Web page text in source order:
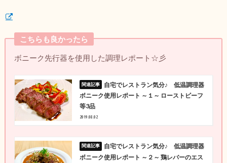
こちらも良かったら
ボニーク先行器を使用した調理レポート☆彡
自宅でレストラン気分♪ 低温調理器
ボニーク使用レポート ～１～ ローストビーフ
等3品
2019.08.02
自宅でレストラン気分♪ 低温調理器
ボニーク使用レポート ～２～ 鶏レバーのエス